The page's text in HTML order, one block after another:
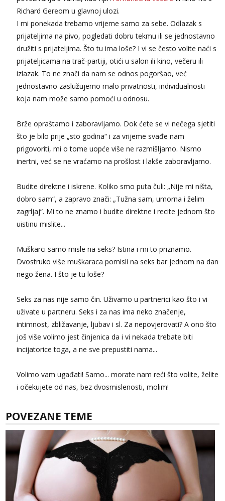
Richard Gereom u glavnoj ulozi.
I mi ponekada trebamo vrijeme samo za sebe. Odlazak s
prijateljima na pivo, pogledati dobru tekmu ili se jednostavno
družiti s prijateljima. Što tu ima loše? I vi se često volite naći s
prijateljicama na trač-partiji, otići u salon ili kino, večeru ili
izlazak. To ne znači da nam se odnos pogoršao, već
jednostavno zaslužujemo malo privatnosti, individualnosti
koja nam može samo pomoći u odnosu.
Brže opraštamo i zaboravljamo. Dok ćete se vi nečega sjetiti
što je bilo prije „sto godina“ i za vrijeme svađe nam
prigovoriti, mi o tome uopće više ne razmišljamo. Nismo
inertni, već se ne vraćamo na prošlost i lakše zaboravljamo.
Budite direktne i iskrene. Koliko smo puta čuli: „Nije mi ništa,
dobro sam“, a zapravo znači: „Tužna sam, umorna i želim
zagrljaj“. Mi to ne znamo i budite direktne i recite jednom što
uistinu mislite...
Muškarci samo misle na seks? Istina i mi to priznamo.
Dvostruko više muškaraca pomisli na seks bar jednom na dan
nego žena. I što je tu loše?
Seks za nas nije samo čin. Uživamo u partnerici kao što i vi
uživate u partneru. Seks i za nas ima neko značenje,
intimnost, zbližavanje, ljubav i sl. Za nepovjerovati? A ono što
još više volimo jest činjenica da i vi nekada trebate biti
incijatorice toga, a ne sve prepustiti nama...
Volimo vam ugađati! Samo... morate nam reći što volite, želite
i očekujete od nas, bez dvosmislenosti, molim!
POVEZANE TEME